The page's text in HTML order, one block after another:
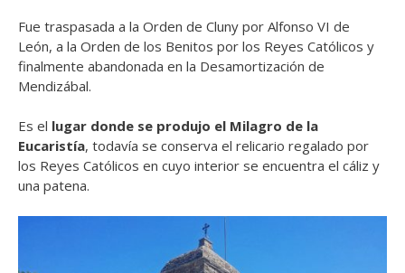
Fue traspasada a la Orden de Cluny por Alfonso VI de
León, a la Orden de los Benitos por los Reyes Católicos y
finalmente abandonada en la Desamortización de
Mendizábal.
Es el lugar donde se produjo el Milagro de la
Eucaristía, todavía se conserva el relicario regalado por
los Reyes Católicos en cuyo interior se encuentra el cáliz y
una patena.